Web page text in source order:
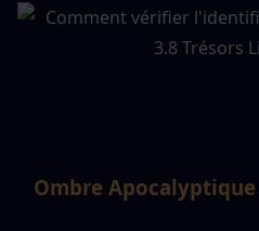
Ombre Apocalyptique